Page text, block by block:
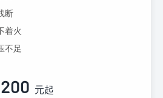
断
着火
不足
200 元起